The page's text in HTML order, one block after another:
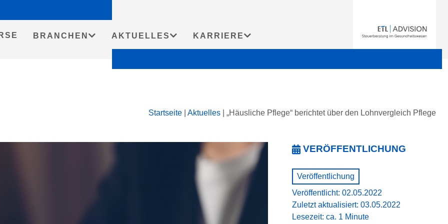
BRANCHEN AKTUELLES KARRIERE
Startseite Aktuelles „Häusliche Pflege“ berichtet über den Lohnvergleich Pflege
VERÖFFENTLICHUNG
Veröffentlichung
Veröffentlicht: 02.05.2022
Zuletzt aktualisiert: 03.05.2022
Lesezeit: ca. 1 Minute